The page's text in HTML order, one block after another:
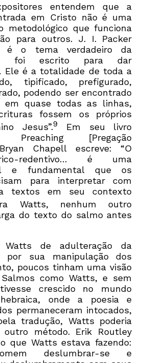
entendem que a
em Cristo não é uma
metodológico que funciona
para outros. J. I. Packer
é o tema verdadeiro da
foi escrito para dar
Ele é a totalidade de toda a
tipificado, prefigurado,
podendo ser encontrado
em quase todas as linhas,
fossem os próprios
Jesus”.9
Em seu livro
Preaching [Pregação
Chapell escreve: “O
redentivo… é uma
e fundamental que os
para interpretar com
textos em seu contexto
Watts, nenhum outro
do texto do salmo antes
Watts de adulteração da
por sua manipulação dos
poucos tinham uma visão
como Watts, e sem
crescido no mundo
onde a poesia e
permaneceram intocados,
tradução, Watts poderia
método. Erik Routley
que Watts estava fazendo:
deslumbrar-se e